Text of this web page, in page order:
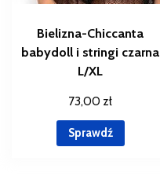
Bielizna-Chiccanta
babydoll i stringi czarna
L/XL
73,00 zł
Sprawdź